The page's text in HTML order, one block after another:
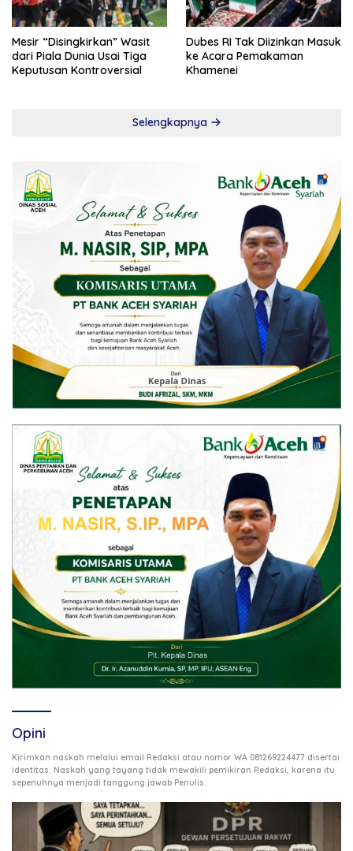
Mesir “Disingkirkan” Wasit
dari Piala Dunia Usai Tiga
Keputusan Kontroversial
Dubes RI Tak Diizinkan Masuk
ke Acara Pemakaman
Khamenei
Selengkapnya
Opini
Kirimkan naskah melalui email Redaksi atau nomor WA 081269224477 disertai
identitas. Naskah yang tayang tidak mewakili pemikiran Redaksi, karena itu
sepenuhnya menjadi tanggung jawab Penulis